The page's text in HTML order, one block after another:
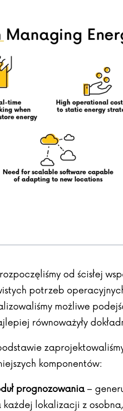
od ścisłej
potrzeb
możliwe
równoważyły
komponentów:
prognozowania–
każdej lokalizacji z